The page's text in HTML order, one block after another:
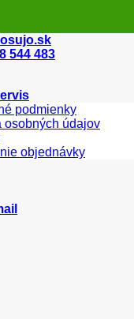
544 483
podmienky
osobných údajov
objednávky